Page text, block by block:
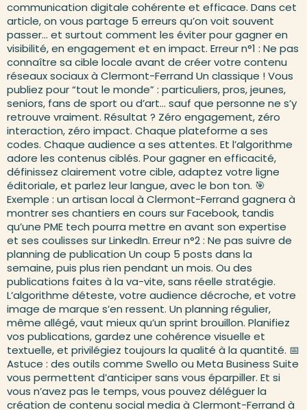
communication digitale cohérente et efficace. Dans cet
article, on vous partage 5 erreurs qu’on voit souvent
passer… et surtout comment les éviter pour gagner en
visibilité, en engagement et en impact. Erreur n°1 : Ne pas
connaître sa cible locale avant de créer votre contenu
réseaux sociaux à Clermont-Ferrand Un classique ! Vous
publiez pour “tout le monde” : particuliers, pros, jeunes,
seniors, fans de sport ou d’art… sauf que personne ne s’y
retrouve vraiment. Résultat ? Zéro engagement, zéro
interaction, zéro impact. Chaque plateforme a ses
codes. Chaque audience a ses attentes. Et l’algorithme
adore les contenus ciblés. Pour gagner en efficacité,
définissez clairement votre cible, adaptez votre ligne
éditoriale, et parlez leur langue, avec le bon ton. 🎯
Exemple : un artisan local à Clermont-Ferrand gagnera à
montrer ses chantiers en cours sur Facebook, tandis
qu’une PME tech pourra mettre en avant son expertise
et ses coulisses sur LinkedIn. Erreur n°2 : Ne pas suivre de
planning de publication Un coup 5 posts dans la
semaine, puis plus rien pendant un mois. Ou des
publications faites à la va-vite, sans réelle stratégie.
L’algorithme déteste, votre audience décroche, et votre
image de marque s’en ressent. Un planning régulier,
même allégé, vaut mieux qu’un sprint brouillon. Planifiez
vos publications, gardez une cohérence visuelle et
textuelle, et privilégiez toujours la qualité à la quantité. 📅
Astuce : des outils comme Swello ou Meta Business Suite
vous permettent d’anticiper sans vous éparpiller. Et si
vous n’avez pas le temps, vous pouvez déléguer la
création de contenu social media à Clermont-Ferrand à